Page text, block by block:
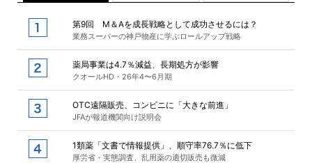
第9回 M＆Aを成長戦略として成功させるには？
業務スーパーの神戸物産に学ぶロールアップ戦略
薬局事業は4.7％減益、長期処方が影響
クオールHD・26年4〜6月期
OTC遠隔販売、コンビニに「大きな前進」
JFAが報道機関向け説明会
1類薬「文書で情報提供」、順守率76.7％に低下
厚労省・実態調査、乱用薬の適切販売も微減